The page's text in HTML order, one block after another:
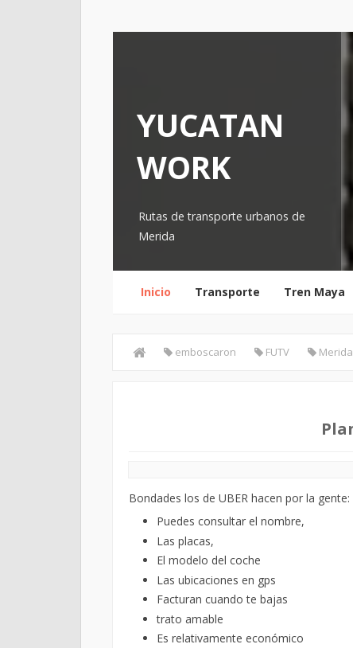
YUCATAN
WORK
Rutas de transporte urbanos de
Merida
Inicio Transporte Tren Maya
emboscaron FUTV Merida
Bondades los de UBER hacen por la gente:
Puedes consultar el nombre,
Las placas,
El modelo del coche
Las ubicaciones en gps
Facturan cuando te bajas
trato amable
Es relativamente económico